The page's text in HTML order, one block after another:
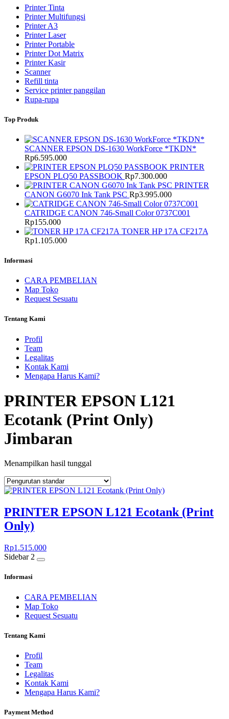
Printer Tinta
Printer Multifungsi
Printer A3
Printer Laser
Printer Portable
Printer Dot Matrix
Printer Kasir
Scanner
Refill tinta
Service printer panggilan
Rupa-rupa
Top Produk
SCANNER EPSON DS-1630 WorkForce *TKDN*
Rp6.595.000
PRINTER
EPSON PLQ50 PASSBOOK Rp7.300.000
PRINTER
CANON G6070 Ink Tank PSC Rp3.995.000
CATRIDGE CANON 746-Small Color 0737C001
Rp155.000
TONER HP 17A CF217A
Rp1.105.000
Informasi
CARA PEMBELIAN
Map Toko
Request Sesuatu
Tentang Kami
Profil
Team
Legalitas
Kontak Kami
Mengapa Harus Kami?
PRINTER EPSON L121
Ecotank (Print Only)
Jimbaran
Menampilkan hasil tunggal
PRINTER EPSON L121 Ecotank (Print
Only)
Rp1.515.000
Sidebar 2
Informasi
CARA PEMBELIAN
Map Toko
Request Sesuatu
Tentang Kami
Profil
Team
Legalitas
Kontak Kami
Mengapa Harus Kami?
Payment Method